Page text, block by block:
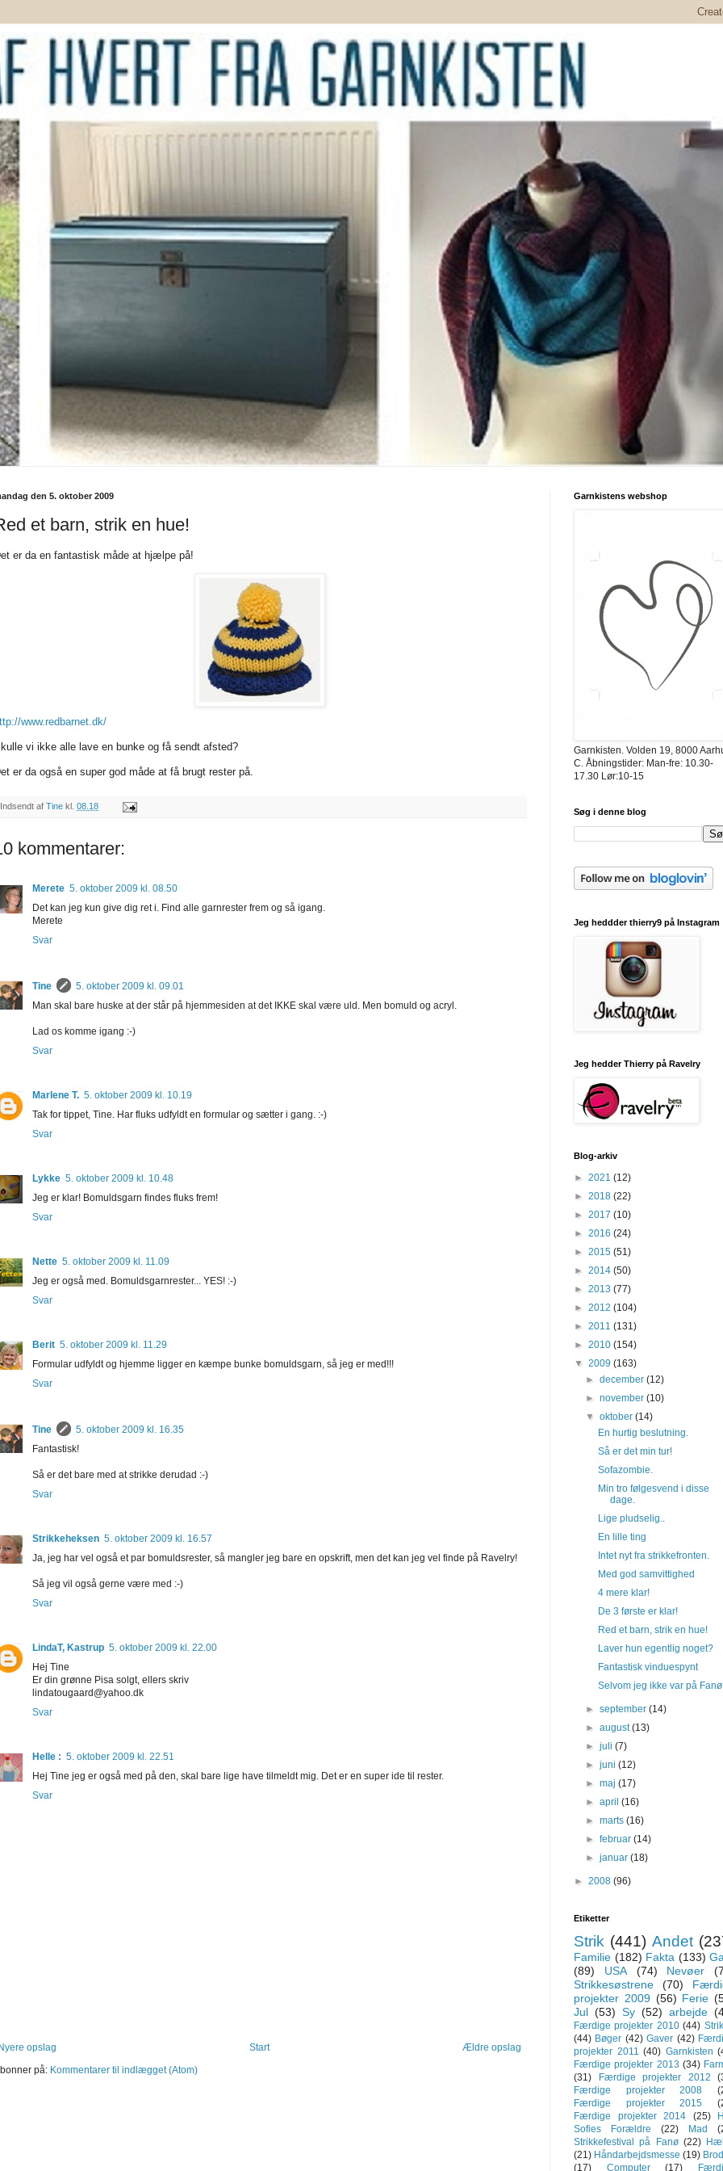
den 5. oktober 2009
et barn, strik en hue!
er da en fantastisk måde at hjælpe på!
www.redbarnet.dk/
vi ikke alle lave en bunke og få sendt afsted?
er da også en super god måde at få brugt rester på.
Indsendt af Tine kl. 08.18
kommentarer:
Merete 5. oktober 2009 kl. 08.50
Det kan jeg kun give dig ret i. Find alle garnrester frem og så igang.
Merete
Svar
Tine
5. oktober 2009 kl. 09.01
Man skal bare huske at der står på hjemmesiden at det IKKE skal være uld. Men bomuld og acryl.
Lad os komme igang :-)
Svar
Marlene T. 5. oktober 2009 kl. 10.19
Tak for tippet, Tine. Har fluks udfyldt en formular og sætter i gang. :-)
Svar
Lykke 5. oktober 2009 kl. 10.48
Jeg er klar! Bomuldsgarn findes fluks frem!
Svar
Nette 5. oktober 2009 kl. 11.09
Jeg er også med. Bomuldsgarnrester... YES! :-)
Svar
Berit 5. oktober 2009 kl. 11.29
Formular udfyldt og hjemme ligger en kæmpe bunke bomuldsgarn, så jeg er med!!!
Svar
Tine
5. oktober 2009 kl. 16.35
Fantastisk!
Så er det bare med at strikke derudad :-)
Svar
Strikkeheksen 5. oktober 2009 kl. 16.57
Ja, jeg har vel også et par bomuldsrester, så mangler jeg bare en opskrift, men det kan jeg vel finde på Ravelry!
Så jeg vil også gerne være med :-)
Svar
LindaT, Kastrup 5. oktober 2009 kl. 22.00
Hej Tine
Er din grønne Pisa solgt, ellers skriv
lindatougaard@yahoo.dk
Svar
Helle : 5. oktober 2009 kl. 22.51
Hej Tine jeg er også med på den, skal bare lige have tilmeldt mig. Det er en super ide til rester.
Svar
opslag Ældre opslag
Start
på: Kommentarer til indlægget (Atom)
Garnkistens webshop
Garnkisten. Volden 19, 8000
C. Åbningstider: Man-fre: 10.30-
17.30 Lør:10-15
Søg i denne blog
Jeg heddder thierry9 på Instagram
Jeg hedder Thierry på Ravelry
Blog-arkiv
► 2021 (12)
► 2018 (22)
► 2017 (10)
► 2016 (24)
► 2015 (51)
► 2014 (50)
► 2013 (77)
► 2012 (104)
► 2011 (131)
► 2010 (154)
▼ 2009 (163)
►december(12)
►november(10)
▼oktober(14)
En hurtig beslutning.
Så er det min tur!
Sofazombie.
Min tro følgesvend i disse
dage.
Lige pludselig..
En lille ting
Intet nyt fra strikkefronten.
Med god samvittighed
4 mere klar!
De 3 første er klar!
Red et barn, strik en hue!
Laver hun egentlig noget?
Fantastisk vinduespynt
Selvom jeg ikke var på
►september(14)
►august(13)
►juli(7)
►juni(12)
►maj(17)
►april(16)
►marts(16)
►februar(14)
►januar(18)
► 2008 (96)
Etiketter
Strik (441) Andet
Familie (182) Fakta (133)
(89)
USA (74) Nevøer
Strikkesøstrene
(70)
projekter 2009 (56) Ferie
Jul (53) Sy (52) arbejde
Færdige projekter 2010 (44)
(44) Bøger (42) Gaver (42)
projekter 2011 (40) Garnkisten
Færdige projekter 2013 (34)
(31)
Færdige projekter 2012
Færdige projekter 2008
Færdige projekter 2015
Færdige projekter 2014
(25)
Sofies Forældre
(22) Mad
Strikkefestival på Fanø (22)
(21) Håndarbejdsmesse (19)
(17)
Computer (17)